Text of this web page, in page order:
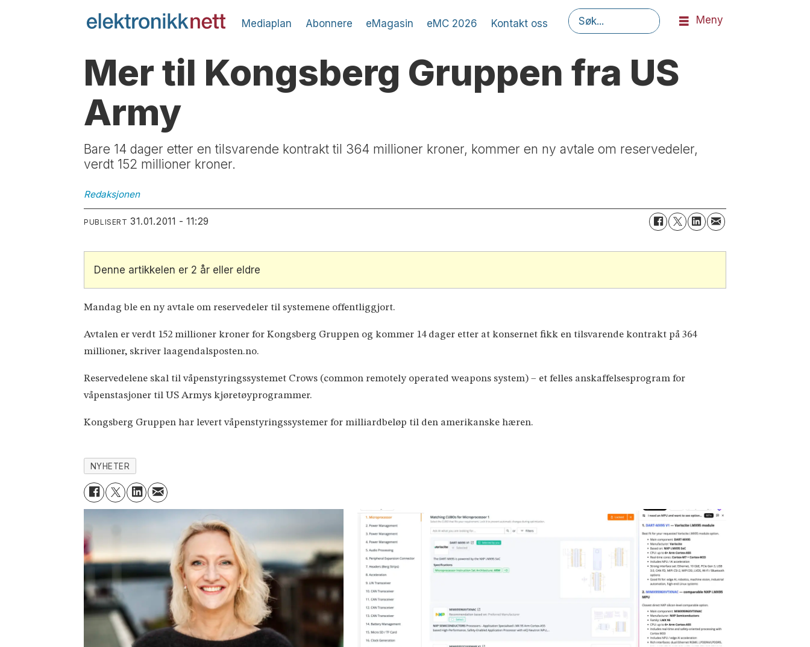
Mediaplan Abonnere eMagasin eMC 2026 Kontakt oss Søk
Meny
Mer til Kongsberg Gruppen fra US
Army
Bare 14 dager etter en tilsvarende kontrakt til 364 millioner kroner, kommer en ny avtale om reservedeler,
verdt 152 millioner kroner.
Redaksjonen
PUBLISERT 31.01.2011 - 11:29
Denne artikkelen er 2 år eller eldre
Mandag ble en ny avtale om reservedeler til systemene offentliggjort.
Avtalen er verdt 152 millioner kroner for Kongsberg Gruppen og kommer 14 dager etter at konsernet fikk en tilsvarende kontrakt på 364
millioner, skriver laagendalsposten.no.
Reservedelene skal til våpenstyringssystemet Crows (common remotely operated weapons system) – et felles anskaffelsesprogram for
våpenstasjoner til US Armys kjøretøyprogrammer.
Kongsberg Gruppen har levert våpenstyringssystemer for milliardbeløp til den amerikanske hæren.
NYHETER